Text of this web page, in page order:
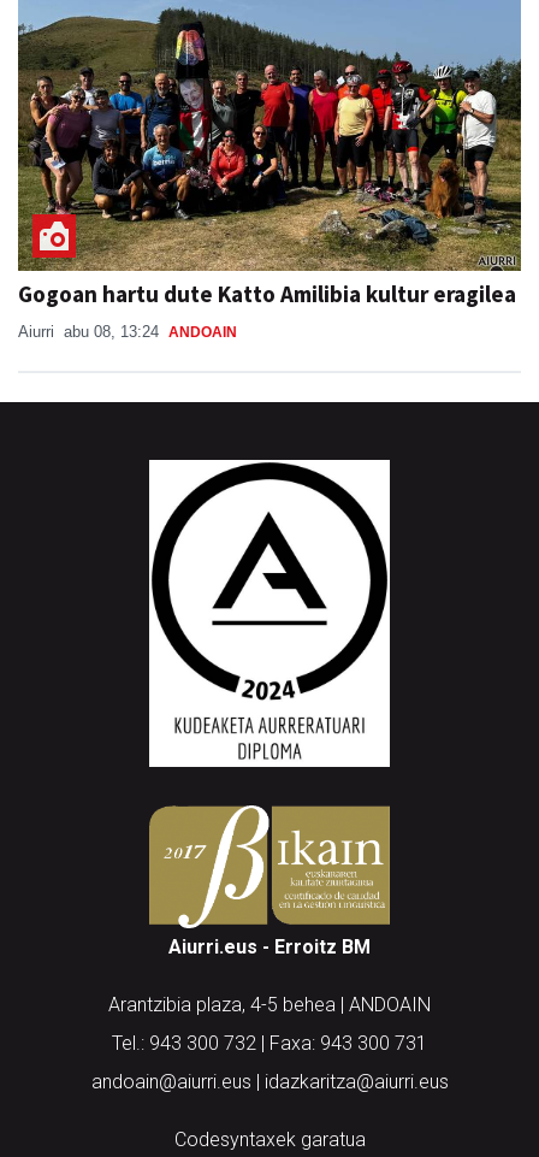
Gogoan hartu dute Katto Amilibia kultur eragilea
Aiurri abu 08, 13:24 ANDOAIN
Aiurri.eus - Erroitz BM
Arantzibia plaza, 4-5 behea | ANDOAIN
Tel.: 943 300 732 | Faxa: 943 300 731
andoain@aiurri.eus | idazkaritza@aiurri.eus
Codesyntaxek garatua